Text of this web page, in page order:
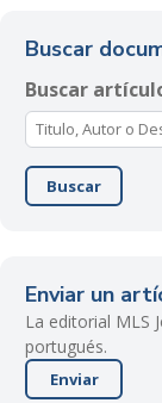
Buscar
Buscar
Buscar
Enviar un
La editorial MLS
portugués.
Enviar